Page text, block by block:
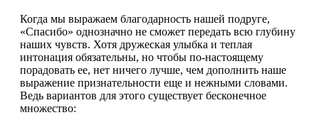
Когда мы выражаем благодарность нашей подруге,
«Спасибо» однозначно не сможет передать всю глубину
наших чувств. Хотя дружеская улыбка и теплая
интонация обязательны, но чтобы по-настоящему
порадовать ее, нет ничего лучше, чем дополнить наше
выражение признательности еще и нежными словами.
Ведь вариантов для этого существует бесконечное
множество: